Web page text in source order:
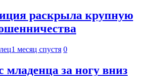
раскрыла крупную
1 месяц спустя 0
младенца за ногу вниз